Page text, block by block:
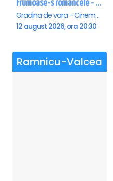
Frumoase-s romancele - Saturn
Gradina de vara - Cinema Saturn, Saturn
12 august 2026, ora 20:30
Ramnicu-Valcea